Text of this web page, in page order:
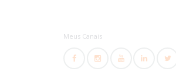
Meus Canais